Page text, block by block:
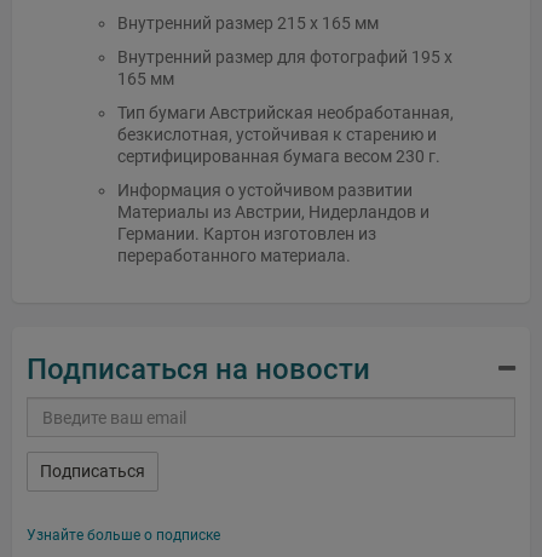
Внутренний размер 215 x 165 мм
Внутренний размер для фотографий 195 x
165 мм
Тип бумаги Австрийская необработанная,
безкислотная, устойчивая к старению и
сертифицированная бумага весом 230 г.
Информация о устойчивом развитии
Материалы из Австрии, Нидерландов и
Германии. Картон изготовлен из
переработанного материала.
Подписаться на новости
Подписаться
Узнайте больше о подписке